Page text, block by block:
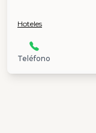
Hoteles
Teléfono